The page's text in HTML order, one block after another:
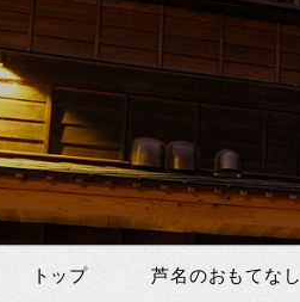
トップ 芦名のおもてなし